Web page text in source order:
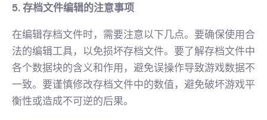
5. 存档文件编辑的注意事项
在编辑存档文件时，需要注意以下几点。要确保使用合
法的编辑工具，以免损坏存档文件。要了解存档文件中
各个数据块的含义和作用，避免误操作导致游戏数据不
一致。要谨慎修改存档文件中的数值，避免破坏游戏平
衡性或造成不可逆的后果。